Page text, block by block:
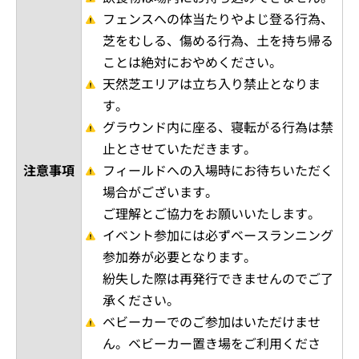
注意事項
フェンスへの体当たりやよじ登る行為、
芝をむしる、傷める行為、土を持ち帰る
ことは絶対におやめください。
天然芝エリアは立ち入り禁止となりま
す。
グラウンド内に座る、寝転がる行為は禁
止とさせていただきます。
フィールドへの入場時にお待ちいただく
場合がございます。
ご理解とご協力をお願いいたします。
イベント参加には必ずベースランニング
参加券が必要となります。
紛失した際は再発行できませんのでご了
承ください。
ベビーカーでのご参加はいただけませ
ん。ベビーカー置き場をご利用くださ